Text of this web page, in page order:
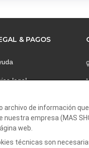
& PAGOS
legal
de información
empresa (MAS
web.
técnicas son